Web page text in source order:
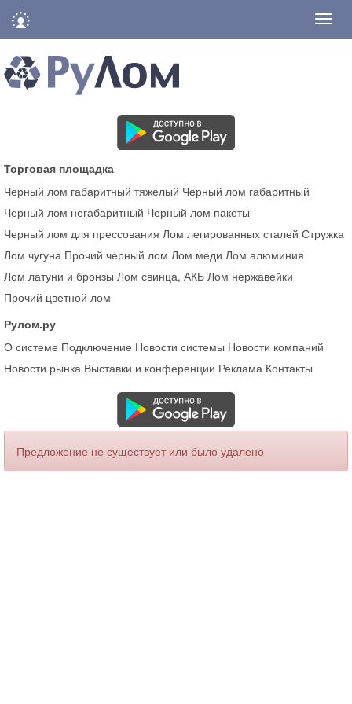
Торговая площадка
Черный лом габаритный тяжёлый Черный лом габаритный
Черный лом негабаритный Черный лом пакеты
Черный лом для прессования Лом легированных сталей Стружка
Лом чугуна Прочий черный лом Лом меди Лом алюминия
Лом латуни и бронзы Лом свинца, АКБ Лом нержавейки
Прочий цветной лом
Рулом.ру
О системе Подключение Новости системы Новости компаний
Новости рынка Выставки и конференции Реклама Контакты
Предложение не существует или было удалено